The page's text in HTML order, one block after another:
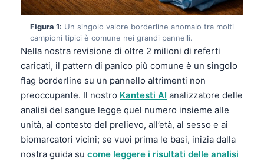
Figura 1: Un singolo valore borderline anomalo tra molti
campioni tipici è comune nei grandi pannelli.
Nella nostra revisione di oltre 2 milioni di referti
caricati, il pattern di panico più comune è un singolo
flag borderline su un pannello altrimenti non
preoccupante. Il nostro Kantesti AI analizzatore delle
analisi del sangue legge quel numero insieme alle
unità, al contesto del prelievo, all’età, al sesso e ai
biomarcatori vicini; se vuoi prima le basi, inizia dalla
nostra guida su come leggere i risultati delle analisi